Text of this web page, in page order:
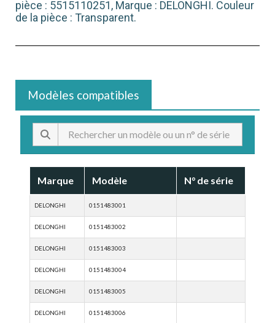
pièce : 5515110251, Marque : DELONGHI. Couleur
de la pièce : Transparent.
Modèles compatibles
Marque Modèle N° de série